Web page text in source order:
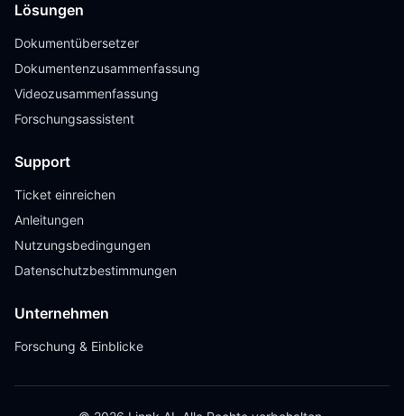
Lösungen
Dokumentübersetzer
Dokumentenzusammenfassung
Videozusammenfassung
Forschungsassistent
Support
Ticket einreichen
Anleitungen
Nutzungsbedingungen
Datenschutzbestimmungen
Unternehmen
Forschung & Einblicke